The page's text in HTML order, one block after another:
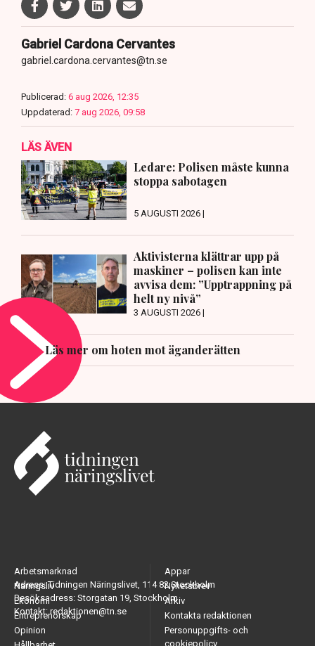
Gabriel Cardona Cervantes
gabriel.cardona.cervantes@tn.se
Publicerad: 6 aug 2026, 12:35
Uppdaterad: 7 aug 2026, 09:58
LÄS ÄVEN
Ledare: Polisen måste kunna
stoppa sabotagen
5 AUGUSTI 2026 |
Aktivisterna klättrar upp på
maskiner – polisen kan inte
avvisa dem: ”Upptrappning på
helt ny nivå”
3 AUGUSTI 2026 |
Läs mer om hoten mot äganderätten
Adress: Tidningen Näringslivet, 114 82 Stockholm
Besöksadress: Storgatan 19, Stockholm
Kontakt: redaktionen@tn.se
Arbetsmarknad
Näringsliv
Ekonomi
Entreprenörskap
Opinion
Appar
Nyhetsbrev
Arkiv
Kontakta redaktionen
Personuppgifts- och
cookiepolicy